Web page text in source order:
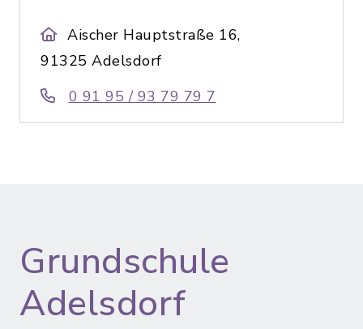
Aischer Hauptstraße 16,
91325 Adelsdorf
0 91 95 / 93 79 79 7
Grundschule
Adelsdorf